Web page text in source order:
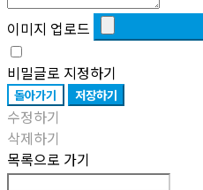
이미지 업로드
비밀글로 지정하기
돌아가기 저장하기
수정하기
삭제하기
목록으로 가기